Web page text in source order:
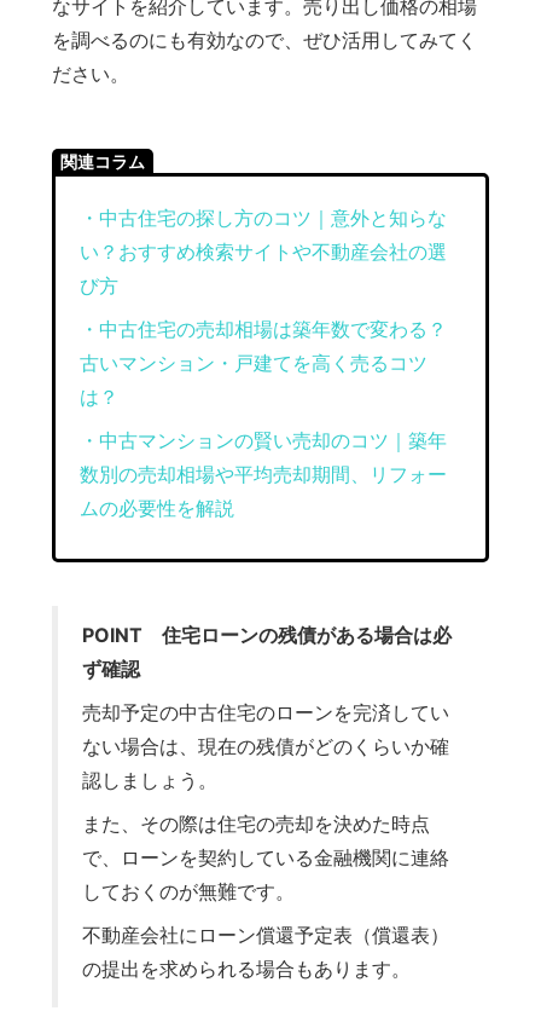
なサイトを紹介しています。売り出し価格の相場
を調べるのにも有効なので、ぜひ活用してみてく
ださい。
関連コラム
・中古住宅の探し方のコツ｜意外と知らな
い？おすすめ検索サイトや不動産会社の選
び方
・中古住宅の売却相場は築年数で変わる？
古いマンション・戸建てを高く売るコツ
は？
・中古マンションの賢い売却のコツ｜築年
数別の売却相場や平均売却期間、リフォー
ムの必要性を解説
POINT 住宅ローンの残債がある場合は必
ず確認
売却予定の中古住宅のローンを完済してい
ない場合は、現在の残債がどのくらいか確
認しましょう。
また、その際は住宅の売却を決めた時点
で、ローンを契約している金融機関に連絡
しておくのが無難です。
不動産会社にローン償還予定表（償還表）
の提出を求められる場合もあります。